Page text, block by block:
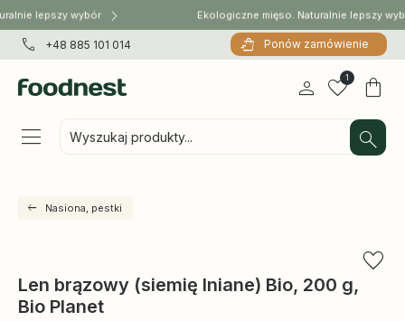
lepszy wybór Ekologiczne mięso. Naturalnie lepszy
+48 885 101 014 Ponów zamówienie
Wyszukaj produkty...
1
Nasiona, pestki
Len brązowy (siemię lniane) Bio, 200 g,
Bio Planet